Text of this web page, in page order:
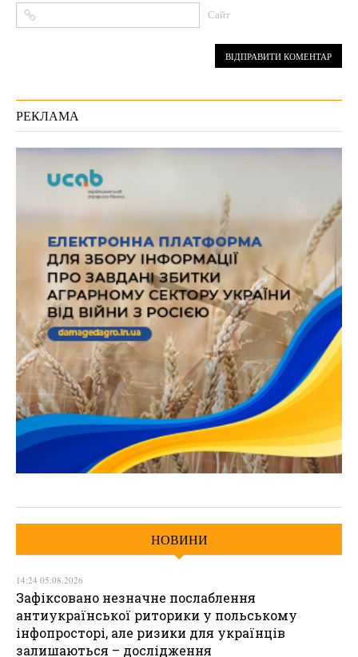
Сайт
РЕКЛАМА
НОВИНИ
14:24 05.08.2026
Зафіксовано незначне послаблення
антиукраїнської риторики у польському
інфопросторі, але ризики для українців
залишаються – дослідження